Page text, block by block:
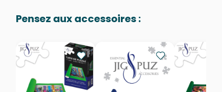
Provenance Puzzles fabriqués en France
EAN 8699375068757
Nombre de pièces 1000 pièces
Pensez aux accessoires :